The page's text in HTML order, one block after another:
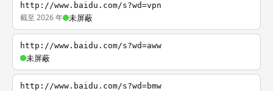
http://www.baidu.com/s?wd=vpn
截至 2026 年 未屏蔽
http://www.baidu.com/s?wd=aww
未屏蔽
http://www.baidu.com/s?wd=bmw